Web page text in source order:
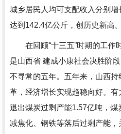
城乡居民人均可支配收入分别
达到142.4亿公斤，创历史新高。
在回顾“十三五”时期的工作时
是山西省 建成小康社会决胜阶
不寻常的五年。五年来，山西
革，经济增长实现趋稳向好。有
退出煤炭过剩产能1.57亿吨，
减焦化、钢铁等落后过剩产能